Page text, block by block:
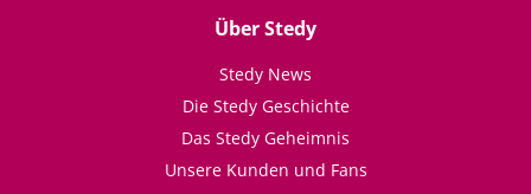
Über Stedy
Stedy News
Die Stedy Geschichte
Das Stedy Geheimnis
Unsere Kunden und Fans